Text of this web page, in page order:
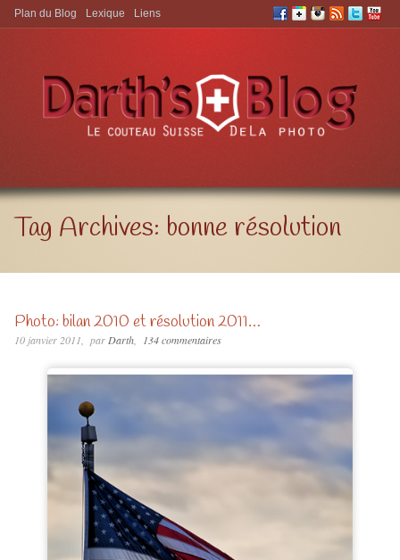
Aller à:
Plan du Blog Lexique Liens
Tag Archives: bonne résolution
Photo: bilan 2010 et résolution 2011…
10 janvier 2011 parDarth 134 commentaires